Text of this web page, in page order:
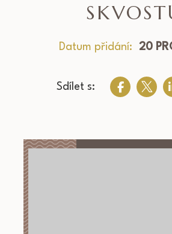
Datum přidání: 20
Sdílet s: